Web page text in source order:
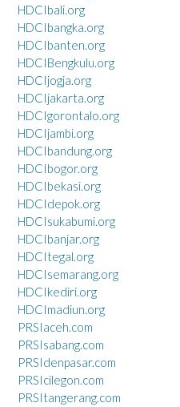
HDCIbali.org
HDCIbangka.org
HDCIbanten.org
HDCIBengkulu.org
HDCIjogja.org
HDCIjakarta.org
HDCIgorontalo.org
HDCIjambi.org
HDCIbandung.org
HDCIbogor.org
HDCIbekasi.org
HDCIdepok.org
HDCIsukabumi.org
HDCIbanjar.org
HDCItegal.org
HDCIsemarang.org
HDCIkediri.org
HDCImadiun.org
PRSIaceh.com
PRSIsabang.com
PRSIdenpasar.com
PRSIcilegon.com
PRSItangerang.com